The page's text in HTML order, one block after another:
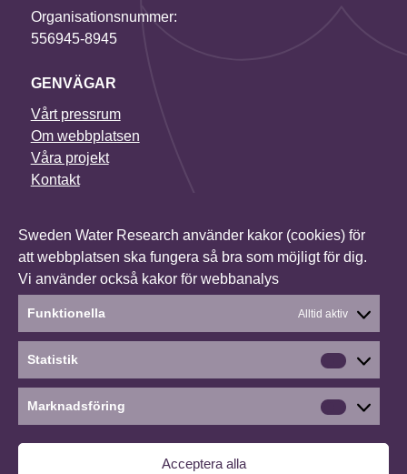
Sweden Water Research använder kakor (cookies) för
att webbplatsen ska fungera så bra som möjligt för dig.
Vi använder också kakor för webbanalys
Funktionella Alltid aktiv
Statistik
Statistik
Marknadsföring
Acceptera alla
Organisationsnummer:
556945-8945
GENVÄGAR
Vårt pressrum
Om webbplatsen
Våra projekt
Kontakt
I vårt nyhetsbrev får du senaste nytt om alla våra
projekt, vilka konferenser vi deltar i och mycket annat.
Anmäl dig till vårt nyhetsbrev
Social media
Linkedin